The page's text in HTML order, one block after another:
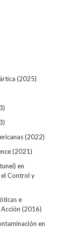
(2025)
(2022)
(2021)
en
Control y
e
(2016)
en